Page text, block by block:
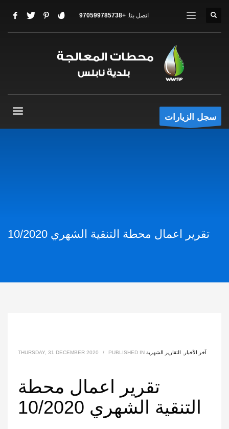
اتصل بنا: +970599785738
سجل الزيارات
تقرير اعمال محطة التنقية الشهري 10/2020
THURSDAY, 31 DECEMBER 2020 / PUBLISHED IN آخر الأخبار التقارير الشهرية
تقرير اعمال محطة
التنقية الشهري 10/2020